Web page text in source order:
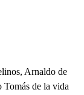
Arnaldo de
Tomás de la vida